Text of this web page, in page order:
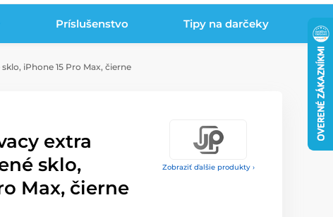
Príslušenstvo Tipy na darčeky
iPhone 15 Pro Max, čierne
Zobraziť ďalšie produkty ›
extra
sklo,
Max, čierne